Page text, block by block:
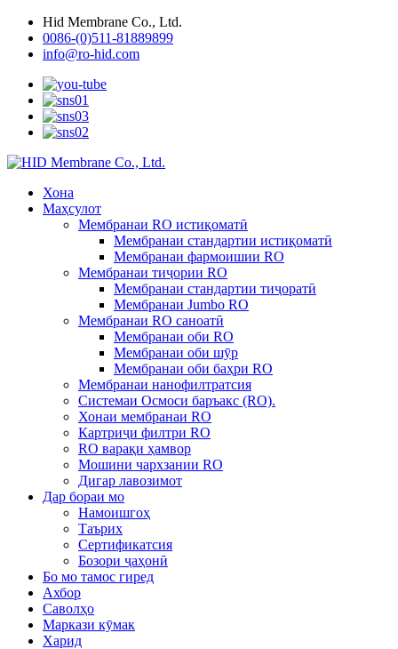
Hid Membrane Co., Ltd.
0086-(0)511-81889899
info@ro-hid.com
Хона
Маҳсулот
Мембранаи RO истиқоматӣ
Мембранаи стандартии истиқоматӣ
Мембранаи фармоишии RO
Мембранаи тиҷории RO
Мембранаи стандартии тиҷоратӣ
Мембранаи Jumbo RO
Мембранаи RO саноатӣ
Мембранаи оби RO
Мембранаи оби шӯр
Мембранаи оби баҳри RO
Мембранаи нанофилтратсия
Системаи Осмоси баръакс (RO).
Хонаи мембранаи RO
Картриҷи филтри RO
RO варақи ҳамвор
Мошини чархзании RO
Дигар лавозимот
Дар бораи мо
Намоишгоҳ
Таърих
Сертификатсия
Бозори ҷаҳонӣ
Бо мо тамос гиред
Ахбор
Саволҳо
Маркази кӯмак
Харид